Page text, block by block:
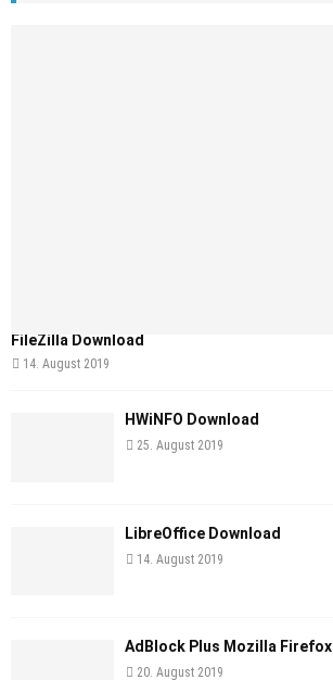
FileZilla Download
14. August 2019
HWiNFO Download
25. August 2019
LibreOffice Download
14. August 2019
AdBlock Plus Mozilla Firefox
20. August 2019